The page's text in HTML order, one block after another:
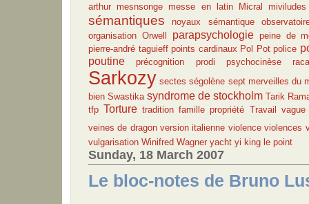
arthur mesnsonge messe en latin Micral miviludes
sémantiques noyaux sémantique
organisation Orwell parapsychologie peine de
pierre-andré taguieff points cardinaux Pol Pot police
poutine
précognition prodi psychocinèse
Sarkozy sectes ségolène sept merveilles du
bien Swastika syndrome de stockholm Tarik
tfp Torture tradition famille propriété Travail
vague
veines de dragon version italienne violence violences
vulgarisation Winifred Wagner yacht yi king le point
Sunday, 18 March 2007
Le bloc-notes de Bruno